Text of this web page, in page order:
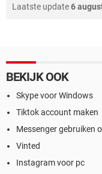
Laatste update6
BEKIJK OOK
Skype voor Windows
Tiktok account maken
Messenger gebruiken
Vinted
Instagram voor pc